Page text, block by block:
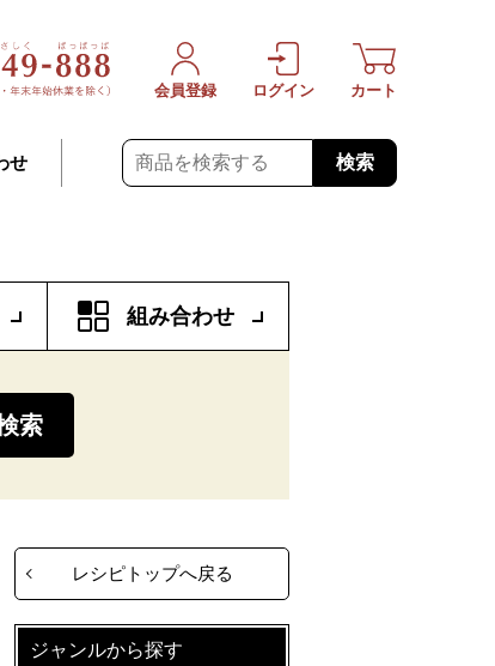
せ 検索
会員登録 ログイン カート
組み合わせ
索
レシピトップへ戻る
ジャンルから探す